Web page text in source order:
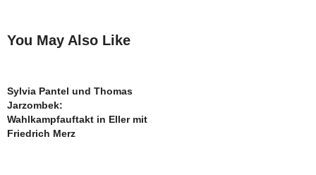
You May Also Like
Sylvia Pantel und Thomas
Jarzombek:
Wahlkampfauftakt in Eller mit
Friedrich Merz